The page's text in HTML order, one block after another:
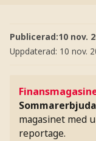
Publicerad:10 nov.
Uppdaterad: 10 nov.
magasinet med
reportage.